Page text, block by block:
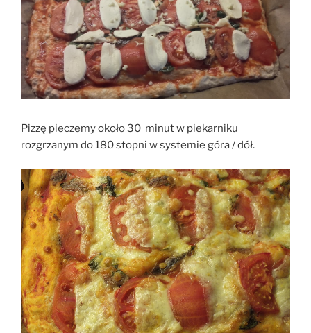
Pizzę pieczemy około 30 minut w piekarniku
rozgrzanym do 180 stopni w systemie góra / dół.